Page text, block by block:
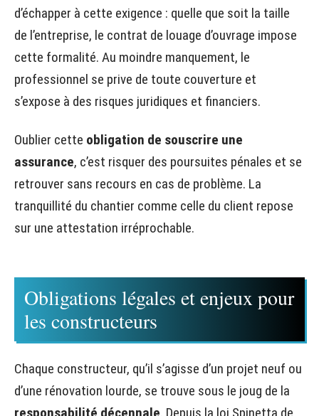
d’échapper à cette exigence : quelle que soit la taille
de l’entreprise, le contrat de louage d’ouvrage impose
cette formalité. Au moindre manquement, le
professionnel se prive de toute couverture et
s’expose à des risques juridiques et financiers.
Oublier cette obligation de souscrire une
assurance, c’est risquer des poursuites pénales et se
retrouver sans recours en cas de problème. La
tranquillité du chantier comme celle du client repose
sur une attestation irréprochable.
Obligations légales et enjeux pour
les constructeurs
Chaque constructeur, qu’il s’agisse d’un projet neuf ou
d’une rénovation lourde, se trouve sous le joug de la
responsabilité décennale. Depuis la loi Spinetta de